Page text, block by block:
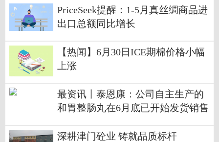
PriceSeek提醒：1-5月真丝绸商品进
出口总额同比增长
【热闻】6月30日ICE期棉价格小幅
上涨
最资讯丨泰恩康：公司自主生产的
和胃整肠丸在6月底已开始发货销售
深耕津门砼业 铸就品质标杆